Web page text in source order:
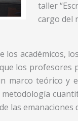
taller
cargo del
académicos,
los
marco teórico y
las emanaciones